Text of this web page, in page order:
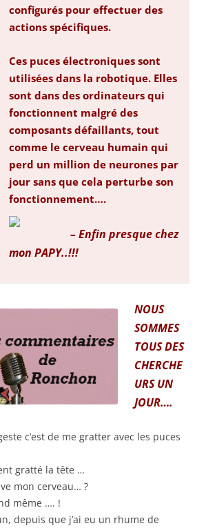
configurés pour effectuer des
actions spécifiques.
Ces puces électroniques sont
utilisées dans la robotique. Elles
sont dans des ordinateurs qui
fonctionnent malgré des
composants défaillants, tout
comme le cerveau humain qui
perd un million de neurones par
jour sans que cela perturbe son
fonctionnement….
– Enfin presque chez
mon PAPY..!!!
NOUS
SOMMES
TOUS DES
CHERCHE
URS UN
JOUR….
c’est de me gratter avec les puces
gratté la tête …
mon cerveau… ?
même …. !
depuis que j’ai eu un rhume de